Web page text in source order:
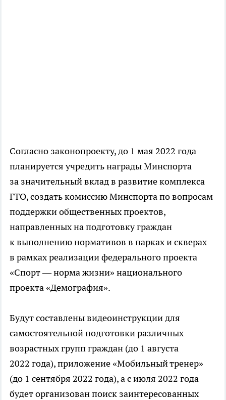
Согласно законопроекту, до 1 мая 2022 года
планируется учредить награды Минспорта
за значительный вклад в развитие комплекса
ГТО, создать комиссию Минспорта по вопросам
поддержки общественных проектов,
направленных на подготовку граждан
к выполнению нормативов в парках и скверах
в рамках реализации федерального проекта
«Спорт — норма жизни» национального
проекта «Демография».
Будут составлены видеоинструкции для
самостоятельной подготовки различных
возрастных групп граждан (до 1 августа
2022 года), приложение «Мобильный тренер»
(до 1 сентября 2022 года), а с июля 2022 года
будет организован поиск заинтересованных